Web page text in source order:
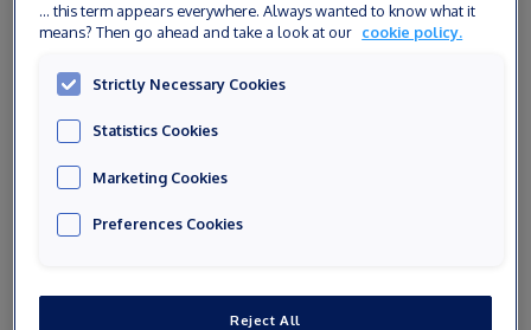
... this term appears everywhere. Always wanted to know what it
means? Then go ahead and take a look at our cookie policy.
Strictly Necessary Cookies
Statistics Cookies
Marketing Cookies
Preferences Cookies
Reject All